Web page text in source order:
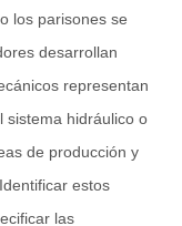
los parisones se
desarrollan
representan
sistema hidráulico o
de producción y
estos
las